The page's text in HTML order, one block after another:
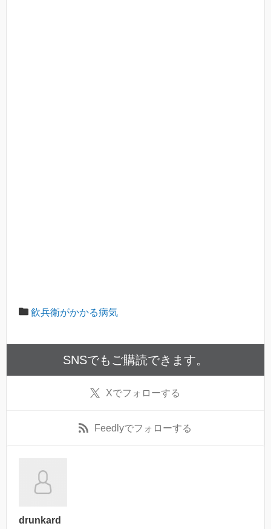
飲兵衛がかかる病気
SNSでもご購読できます。
Xでフォローする
Feedlyでフォローする
drunkard